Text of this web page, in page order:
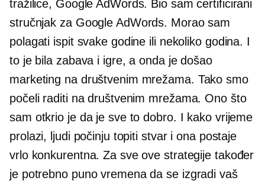
tražilice, Google AdWords. Bio sam certificirani
stručnjak za Google AdWords. Morao sam
polagati ispit svake godine ili nekoliko godina. I
to je bila zabava i igre, a onda je došao
marketing na društvenim mrežama. Tako smo
počeli raditi na društvenim mrežama. Ono što
sam otkrio je da je sve to dobro. I kako vrijeme
prolazi, ljudi počinju topiti stvar i ona postaje
vrlo konkurentna. Za sve ove strategije također
je potrebno puno vremena da se izgradi vaš